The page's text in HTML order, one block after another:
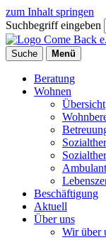
zum Inhalt springen
Suchbegriff eingeben
Suche Menü
Beratung
Wohnen
Übersicht
Beschäftigung
Aktuell
Über uns
Wir über